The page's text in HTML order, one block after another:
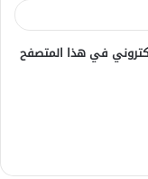
في هذا المتصفح